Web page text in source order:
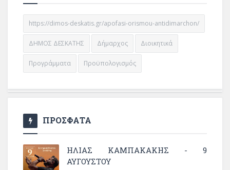
https://dimos-deskatis.gr/apofasi-orismou-antidimarchon/
ΔΗΜΟΣ ΔΕΣΚΑΤΗΣ Δήμαρχος Διοικητικά
Προγράμματα Προϋπολογισμός
ΠΡΟΣΦΑΤΑ
ΗΛΙΑΣ ΚΑΜΠΑΚΑΚΗΣ - 9
ΑΥΓΟΥΣΤΟΥ